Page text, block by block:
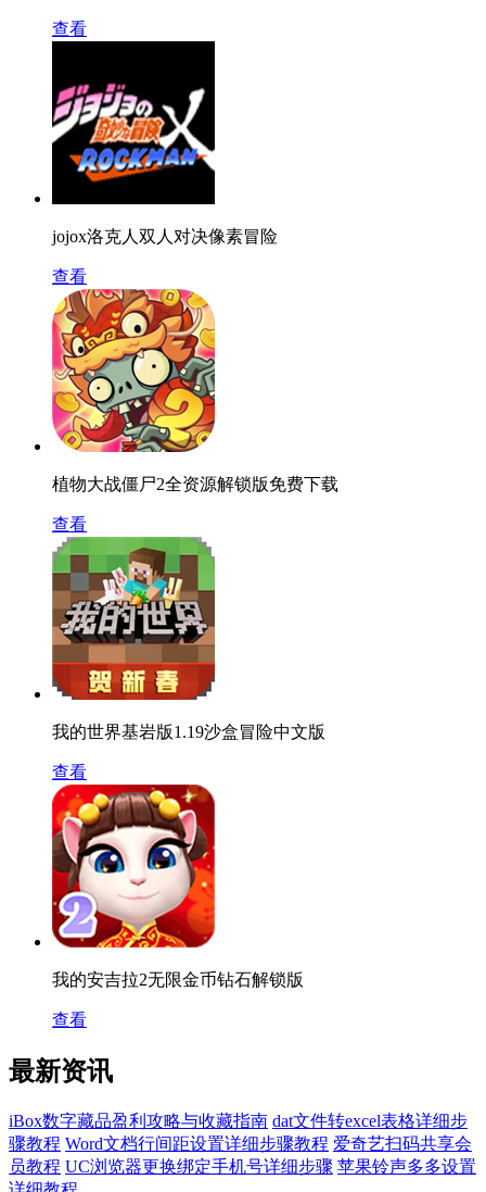
查看
jojox洛克人双人对决像素冒险
查看
植物大战僵尸2全资源解锁版免费下载
查看
我的世界基岩版1.19沙盒冒险中文版
查看
我的安吉拉2无限金币钻石解锁版
查看
最新资讯
iBox数字藏品盈利攻略与收藏指南 dat文件转excel表格详细步
骤教程 Word文档行间距设置详细步骤教程 爱奇艺扫码共享会
员教程 UC浏览器更换绑定手机号详细步骤 苹果铃声多多设置